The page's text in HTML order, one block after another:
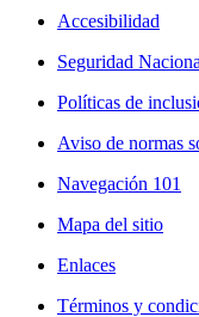
Accesibilidad
Seguridad
Políticas de
Aviso de normas
Navegación 101
Mapa del sitio
Enlaces
Términos y